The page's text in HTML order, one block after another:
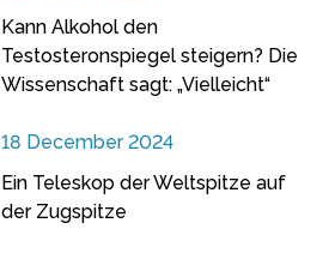
Kann Alkohol den
Testosteronspiegel steigern? Die
Wissenschaft sagt: „Vielleicht“
18 December 2024
Ein Teleskop der Weltspitze auf
der Zugspitze